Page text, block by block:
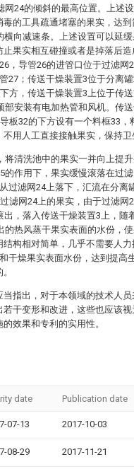
24的倾斜的最高位置。上述
的工具疏通堵塞的果实，达到
向减速条。上述设置可以延
果实相互碰撞或者是掉落后造
，导管26的进管口位于过滤网
27；传送干燥装置3位于分离
方，传送干燥装置3上位于传
安装有电加热管和风机。传
板32的下方设有一个料框33，
用人工直接接触果实，保持卫
清洗池中的果实一并向上提
的作用下，果实缓慢滚落在过
过滤网24上落下，汇流在分离
滤网24上的果实，由于过滤网
，落入传送干燥装置3上，随
热风蒸干果实表面的水份，
构相对简单，几乎不需要人力
干燥果实表面水份，达到提高
指出，对于本领域的技术人员
干变形和改进，这些也应该视
效果和专利的实用性。
date Publication date
07-13 2017-10-03
08-29 2017-11-21